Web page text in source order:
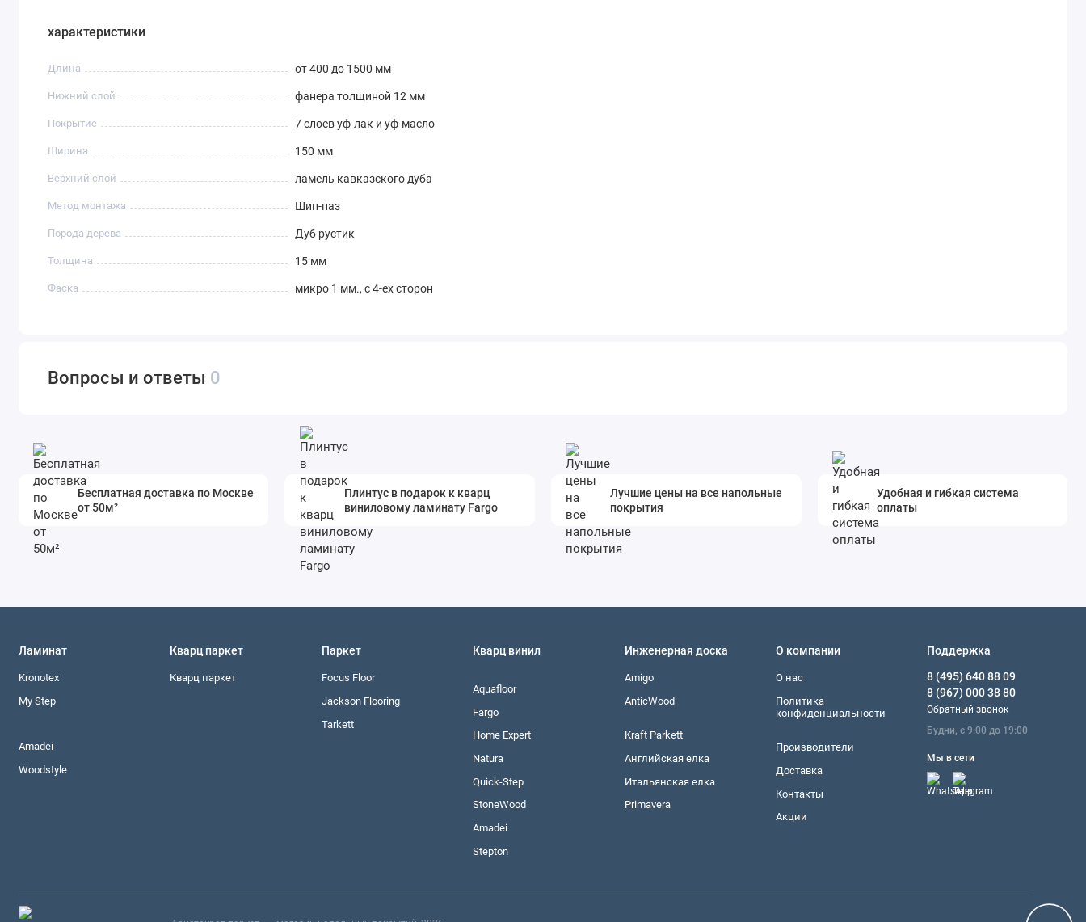
характеристики
Длина от 400 до 1500 мм
Нижний слой фанера толщиной 12 мм
Покрытие 7 слоев уф-лак и уф-масло
Ширина 150 мм
Верхний слой ламель кавказского дуба
Метод монтажа Шип-паз
Порода дерева Дуб рустик
Толщина 15 мм
Фаска микро 1 мм., с 4-ех сторон
Вопросы и ответы 0
Бесплатная доставка по Москве
от 50м²
Плинтус в подарок к кварц
виниловому ламинату Fargo
Лучшие цены на все напольные
покрытия
Удобная и гибкая система
оплаты
Ламинат
Kronotex
My Step
Amadei
Woodstyle
Кварц паркет
Кварц паркет
Паркет
Focus Floor
Jackson Flooring
Tarkett
Кварц винил
Aquafloor
Fargo
Home Expert
Natura
Quick-Step
StoneWood
Amadei
Stepton
Инженерная доска
Amigo
AnticWood
Kraft Parkett
Английская елка
Итальянская елка
Primavera
О компании
О нас
Политика
конфиденциальности
Производители
Доставка
Контакты
Акции
Поддержка
8 (495) 640 88 09
8 (967) 000 38 80
Обратный звонок
Будни, с 9:00 до 19:00
Мы в сети